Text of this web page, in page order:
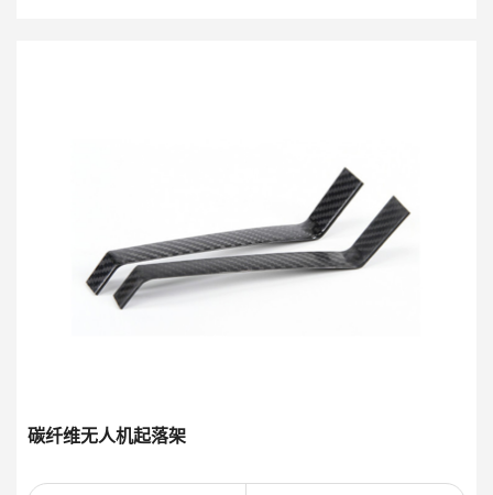
碳纤维无人机起落架